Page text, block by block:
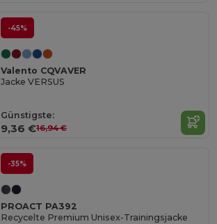
-45%
Valento CQVAVER
Jacke VERSUS
Günstigste:
9,36 €16,94 €
-35%
PROACT PA392
Recycelte Premium Unisex-Trainingsjacke